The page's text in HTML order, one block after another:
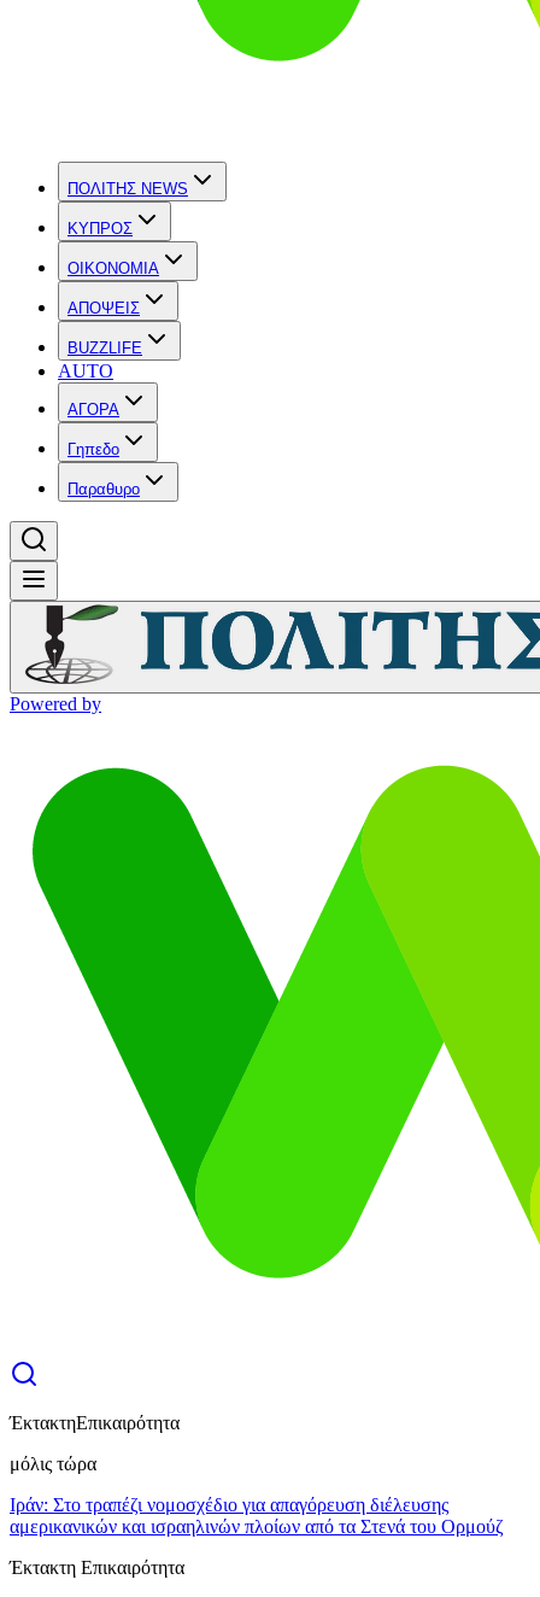
ΠΟΛΙΤΗΣ NEWS
ΚΥΠΡΟΣ
OIKONOMIA
ΑΠΟΨΕΙΣ
BUZZLIFE
AUTO
ΑΓΟΡΑ
Γηπεδο
Παραθυρο
Powered by
ΈκτακτηΕπικαιρότητα
μόλις τώρα
Ιράν: Στο τραπέζι νομοσχέδιο για απαγόρευση διέλευσης
αμερικανικών και ισραηλινών πλοίων από τα Στενά του Ορμούζ
Έκτακτη Επικαιρότητα